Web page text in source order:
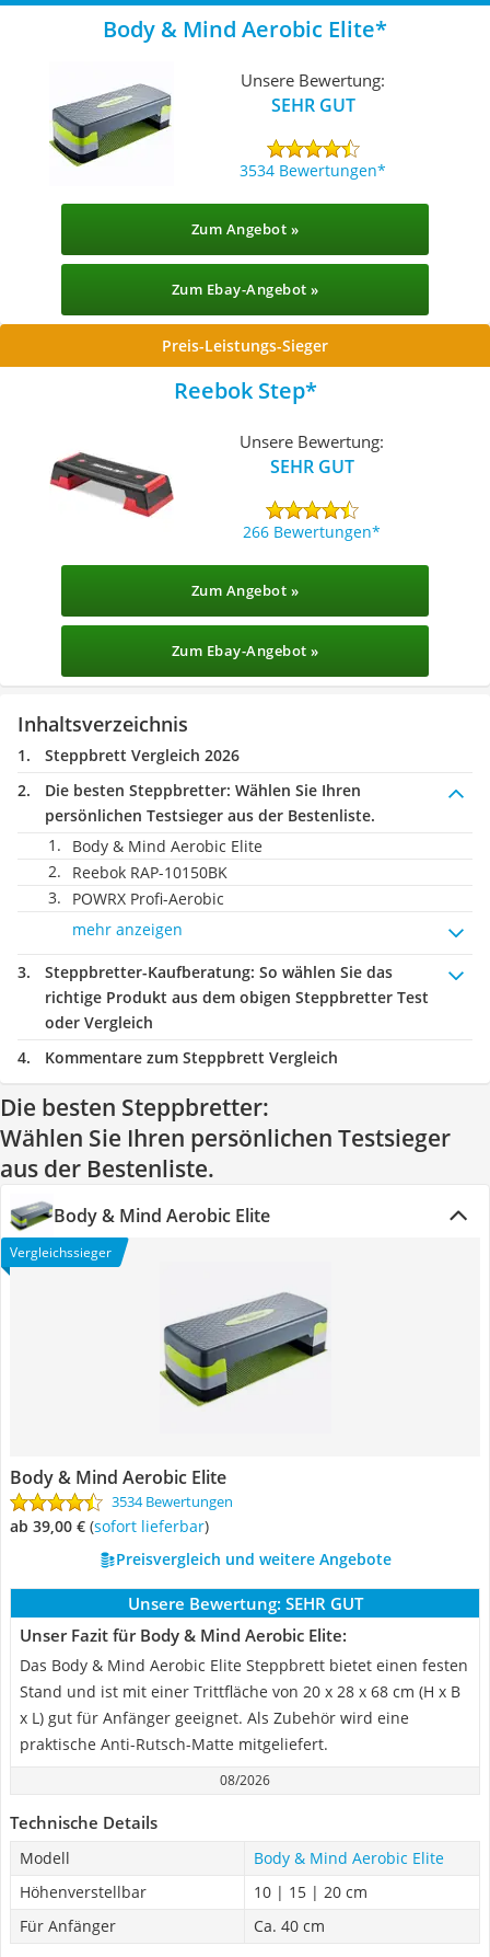
Body & Mind Aerobic Elite
Unsere Bewertung:
SEHR GUT
3534 Bewertungen
Zum Angebot »
Zum Ebay-Angebot »
Preis-Leistungs-Sieger
Reebok Step
Unsere Bewertung:
SEHR GUT
266 Bewertungen
Zum Angebot »
Zum Ebay-Angebot »
Inhaltsverzeichnis
Steppbrett Vergleich 2026
Die besten Steppbretter: Wählen Sie Ihren
persönlichen Testsieger aus der Bestenliste.
Body & Mind Aerobic Elite
Reebok RAP-10150BK
POWRX Profi-Aerobic
mehr anzeigen
Steppbretter-Kaufberatung: So wählen Sie das
richtige Produkt aus dem obigen Steppbretter Test
oder Vergleich
Kommentare zum Steppbrett Vergleich
Die besten Steppbretter:
Wählen Sie Ihren persönlichen Testsieger
aus der Bestenliste.
Body & Mind Aerobic Elite
Vergleichssieger
Body & Mind Aerobic Elite
3534 Bewertungen
ab 39,00 € ( Sofort lieferbar)
Preisvergleich und weitere Angebote
Unsere Bewertung: SEHR GUT
Unser Fazit für Body & Mind Aerobic Elite:
Das Body & Mind Aerobic Elite Steppbrett bietet einen festen
Stand und ist mit einer Trittfläche von 20 x 28 x 68 cm (H x B
x L) gut für Anfänger geeignet. Als Zubehör wird eine
praktische Anti-Rutsch-Matte mitgeliefert.
08/2026
Technische Details
Modell
Body & Mind Aerobic Elite
Höhenverstellbar
10 | 15 | 20 cm
Für Anfänger
Ca. 40 cm